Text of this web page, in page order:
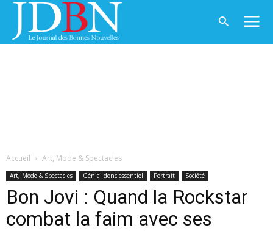
Accueil Art, Mode & Spectacles
Art, Mode & Spectacles Génial donc essentiel Portrait Société
Bon Jovi : Quand la Rockstar
combat la faim avec ses